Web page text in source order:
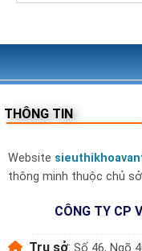
THÔNG TIN
Website
thông minh thuộc chủ
CÔNG TY CP
Trụ sở: